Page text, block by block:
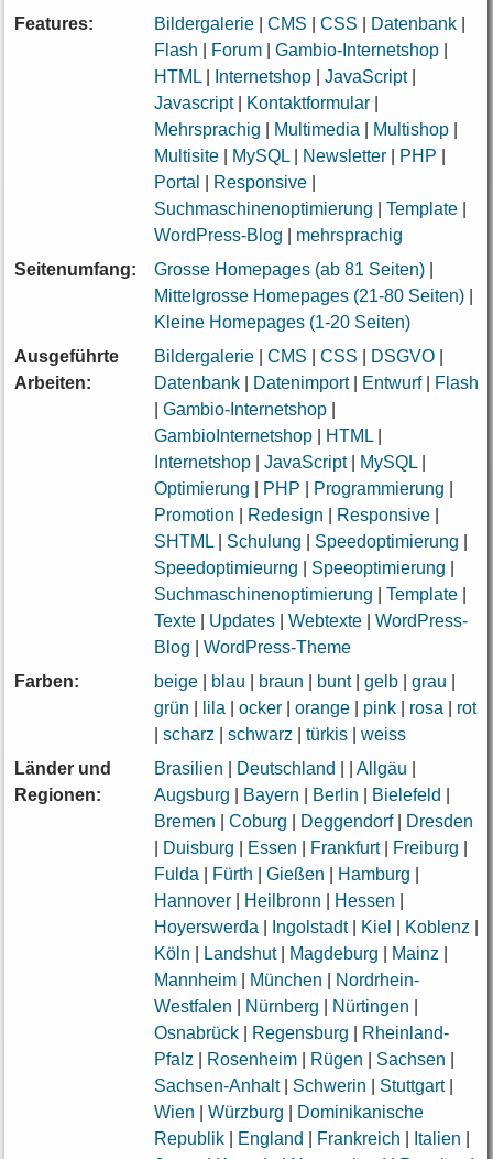
Features:
Bildergalerie| CMS CSS Datenbank|
Flash
Forum| Gambio-Internetshop|
HTML| Internetshop| JavaScript|
Javascript| Kontaktformular|
Mehrsprachig
Multimedia Multishop|
Multisite| MySQL| Newsletter| PHP
Portal
Responsive|
Suchmaschinenoptimierung
Template|
WordPress-Blog
mehrsprachig
Seitenumfang:
Grosse Homepages (ab 81 Seiten)|
Mittelgrosse Homepages (21-80 Seiten)|
Kleine Homepages (1-20 Seiten)
Ausgeführte
Arbeiten:
Bildergalerie| CMS CSS DSGVO|
Datenbank| Datenimport| Entwurf|
Flash
Gambio-Internetshop|
GambioInternetshop| HTML|
Internetshop| JavaScript| MySQL|
Optimierung
PHP Programmierung
Promotion
Redesign Responsive|
SHTML| Schulung Speedoptimierung
Speedoptimieurng
Speeoptimierung
Suchmaschinenoptimierung
Template|
Texte| Updates| Webtexte| WordPress-
Blog
WordPress-Theme
Farben:
beige| blau braun bunt| gelb| grau
grün
lila ocker| orange| pink| rosa
rot
scharz schwarz türkis| weiss
Länder und
Regionen:
Brasilien Deutschland Allgäu
Augsburg
Bayern Berlin Bielefeld
Bremen
Coburg Deggendorf|
Dresden
Duisburg Essen Frankfurt| Freiburg
Fulda
Fürth Gießen Hamburg
Hannover| Heilbronn Hessen
Hoyerswerda
Ingolstadt| Kiel Koblenz
Köln
Landshut| Magdeburg Mainz
Mannheim| München
Nordrhein-
Westfalen
Nürnberg Nürtingen
Osnabrück| Regensburg
Rheinland-
Pfalz
Rosenheim| Rügen Sachsen
Sachsen-Anhalt| Schwerin Stuttgart|
Wien
Würzburg
Dominikanische
Republik| England Frankreich Italien